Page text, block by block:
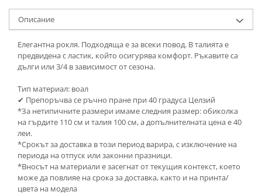
Описание
Елегантна рокля. Подходяща е за всеки повод. В талията е
предвидена с ластик, който осигурява комфорт. Ръкавите са
дълги или 3/4 в зависимост от сезона.
Тип материал: воал
✔ Препоръчва се ръчно пране при 40 градуса Целзий
*За нетипичните размери имаме следния размер: обиколка
на гърдите 110 см и талия 100 см, а допълнителната цена е 40
леи.
*Срокът за доставка в този период варира, с изключение на
периода на отпуск или законни празници.
*Вносът на материали е засегнат от текущия контекст, което
може да повлияе на срока за доставка, както и на принта/
цвета на модела